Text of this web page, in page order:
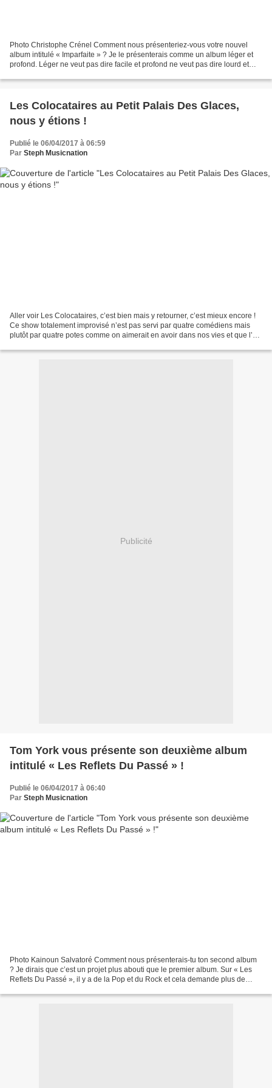
Photo Christophe Crénel Comment nous présenteriez-vous votre nouvel
album intitulé « Imparfaite » ? Je le présenterais comme un album léger et
profond. Léger ne veut pas dire facile et profond ne veut pas dire lourd et
Les Colocataires au Petit Palais Des Glaces,
nous y étions !
Publié le 06/04/2017 à 06:59
Par Steph Musicnation
Aller voir Les Colocataires, c’est bien mais y retourner, c’est mieux encore !
Ce show totalement improvisé n’est pas servi par quatre comédiens mais
plutôt par quatre potes comme on aimerait en avoir dans nos vies et que l’on
Publicité
Tom York vous présente son deuxième album
intitulé « Les Reflets Du Passé » !
Publié le 06/04/2017 à 06:40
Par Steph Musicnation
Photo Kainoun Salvatoré Comment nous présenterais-tu ton second album
? Je dirais que c’est un projet plus abouti que le premier album. Sur « Les
Reflets Du Passé », il y a de la Pop et du Rock et cela demande plus de